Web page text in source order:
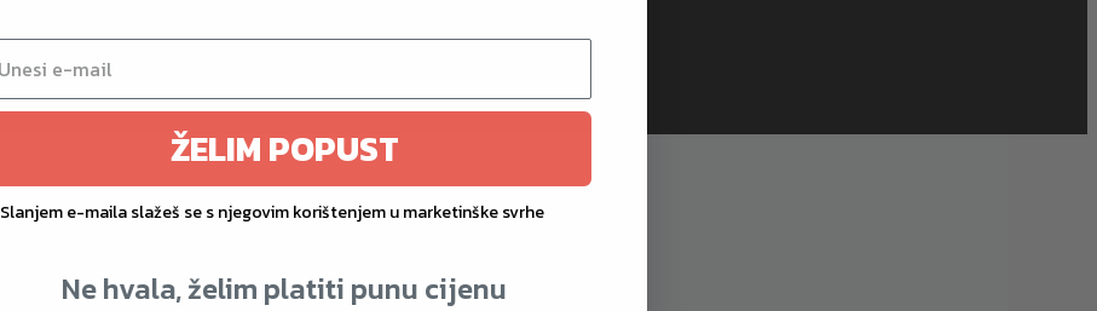
ŽELIM POPUST
Slanjem e-maila slažeš se s njegovim korištenjem u marketinške svrhe
Ne hvala, želim platiti punu cijenu